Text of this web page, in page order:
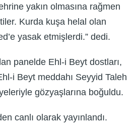
yakın olmasına rağmen
Kurda kuşa helal olan
yasak etmişlerdi.” dedi.
panelde Ehl-i Beyt dostları,
i Beyt meddahı Seyyid Taleh
gözyaşlarına boğuldu.
canlı olarak yayınlandı.